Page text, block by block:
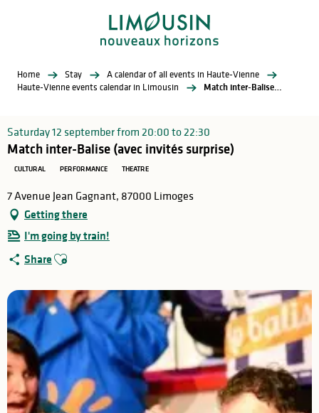
Home Stay
A calendar of all events in Haute-Vienne
Haute-Vienne events calendar in Limousin
Match inter-Balise (avec invités surprise)
Saturday 12 september from 20:00 to 22:30
Match inter-Balise (avec invités surprise)
CULTURAL PERFORMANCE THEATRE
7 Avenue Jean Gagnant, 87000 Limoges
Getting there
I'm going by train!
Share Ajouter aux favoris